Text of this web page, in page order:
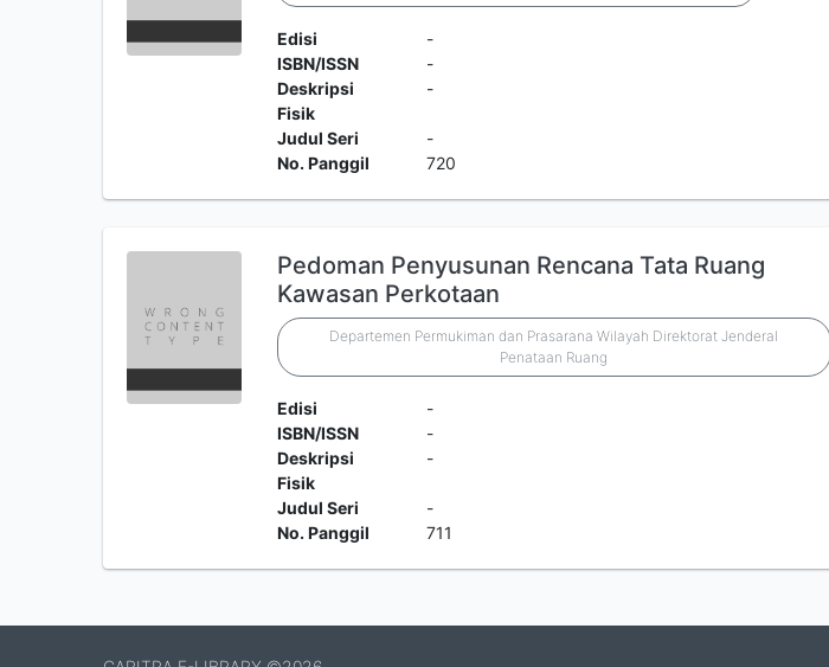
Edisi
-
ISBN/ISSN
-
Deskripsi
Fisik
-
Judul Seri
-
No. Panggil
720
Pedoman Penyusunan Rencana Tata Ruang
Kawasan Perkotaan
Departemen Permukiman dan Prasarana Wilayah Direktorat Jenderal
Penataan Ruang
Edisi
-
ISBN/ISSN
-
Deskripsi
Fisik
-
Judul Seri
-
No. Panggil
711